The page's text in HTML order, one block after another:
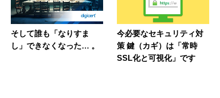
そして誰も「なりすま
し」できなくなった… 。
今必要なセキュリティ対
策 鍵（カギ）は「常時
SSL化と可視化」です